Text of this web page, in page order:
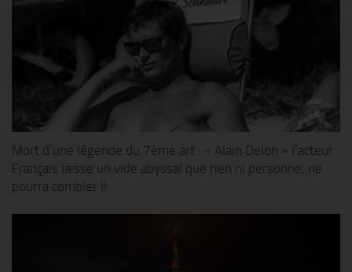
Mort d’une légende du 7ème art : « Alain Delon » l’acteur
Français laisse un vide abyssal que rien ni personne, ne
pourra combler !!